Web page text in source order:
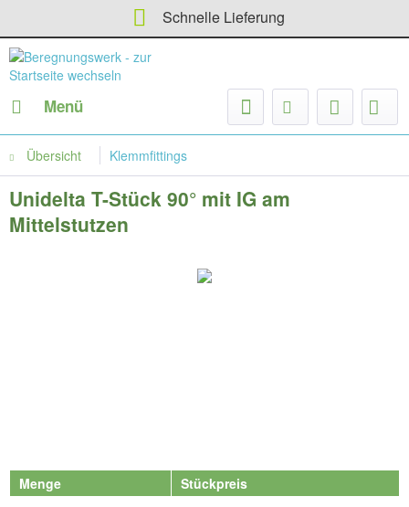
Schnelle Lieferung
Menü
Übersicht Klemmfittings
Unidelta T-Stück 90° mit IG am
Mittelstutzen
Menge
Stückpreis